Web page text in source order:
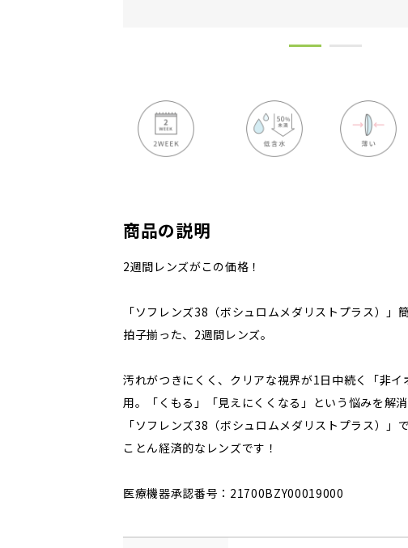
商品の説明
2週間レンズがこの価格！
「ソフレンズ38（ボシュロムメダリストプラス）」
拍子揃った、2週間レンズ。
汚れがつきにくく、クリアな視界が1日中続く「非イ
用。「くもる」「見えにくくなる」という悩みを解
「ソフレンズ38（ボシュロムメダリストプラス）」
ことん経済的なレンズです！
医療機器承認番号：21700BZY00019000